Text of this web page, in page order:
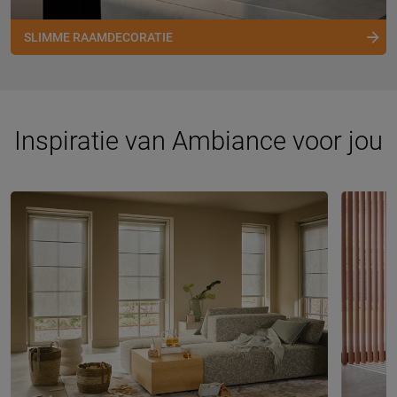
SLIMME RAAMDECORATIE
Inspiratie van Ambiance voor jou